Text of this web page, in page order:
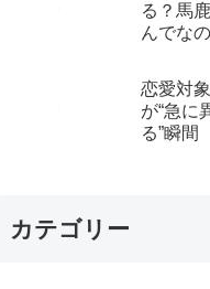
る？馬
んでな
恋愛対
が“急に
る”瞬間
カテゴリー